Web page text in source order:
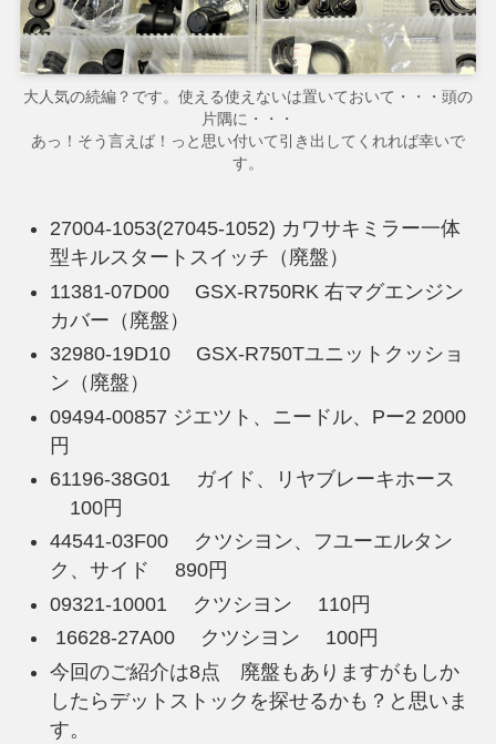
大人気の続編？です。使える使えないは置いておいて・・・頭の
片隅に・・・
あっ！そう言えば！っと思い付いて引き出してくれれば幸いで
す。
27004-1053(27045-1052) カワサキミラー一体
型キルスタートスイッチ（廃盤）
11381-07D00 GSX-R750RK 右マグエンジン
カバー（廃盤）
32980-19D10 GSX-R750Tユニットクッショ
ン（廃盤）
09494-00857 ジエツト、ニードル、Pー2 2000
円
61196-38G01 ガイド、リヤブレーキホース
100円
44541-03F00 クツシヨン、フユーエルタン
ク、サイド 890円
09321-10001 クツシヨン 110円
16628-27A00 クツシヨン 100円
今回のご紹介は8点 廃盤もありますがもしか
したらデットストックを探せるかも？と思いま
す。